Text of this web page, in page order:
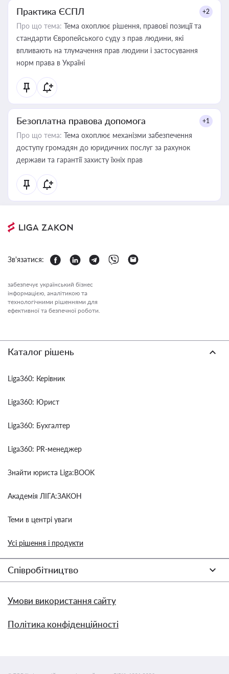
Практика ЄСПЛ +2
Про що тема: Тема охоплює рішення, правові позиції та
стандарти Європейського суду з прав людини, які
впливають на тлумачення прав людини і застосування
норм права в Україні
Безоплатна правова допомога +1
Про що тема: Тема охоплює механізми забезпечення
доступу громадян до юридичних послуг за рахунок
держави та гарантії захисту їхніх прав
Зв'язатися:
забезпечує український бізнес
інформацією, аналітикою та
технологічними рішеннями для
ефективної та безпечної роботи.
Каталог рішень
Liga360: Керівник
Liga360: Юрист
Liga360: Бухгалтер
Liga360: PR-менеджер
Знайти юриста Liga:BOOK
Академія ЛІГА:ЗАКОН
Теми в центрі уваги
Усі рішення і продукти
Співробітництво
Умови використання сайту
Політика конфіденційності